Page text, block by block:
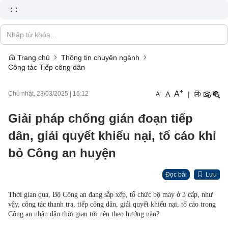
: :
Trang chủ
Thông tin chuyên ngành
Công tác Tiếp công dân
Chủ nhật, 23/03/2025 16:12 A- A A+ |
Giải pháp chống gián đoạn tiếp
dân, giải quyết khiếu nại, tố cáo khi
bỏ Công an huyện
Đọc bài Lưu
Thời gian qua, Bộ Công an đang sắp xếp, tổ chức bộ máy ở 3 cấp, như
vậy, công tác thanh tra, tiếp công dân, giải quyết khiếu nại, tố cáo trong
Công an nhân dân thời gian tới nên theo hướng nào?